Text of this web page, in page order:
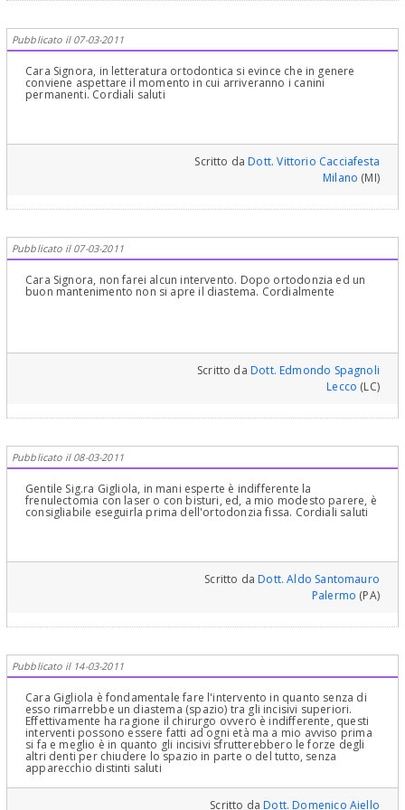
Pubblicato il 07-03-2011
Cara Signora, in letteratura ortodontica si evince che in genere
conviene aspettare il momento in cui arriveranno i canini
permanenti. Cordiali saluti
Scritto daDott. Vittorio Cacciafesta
Milano (MI)
Pubblicato il 07-03-2011
Cara Signora, non farei alcun intervento. Dopo ortodonzia ed un
buon mantenimento non si apre il diastema. Cordialmente
Scritto daDott. Edmondo Spagnoli
Lecco (LC)
Pubblicato il 08-03-2011
Gentile Sig.ra Gigliola, in mani esperte è indifferente la
frenulectomia con laser o con bisturi, ed, a mio modesto parere, è
consigliabile eseguirla prima dell'ortodonzia fissa. Cordiali saluti
Scritto daDott. Aldo Santomauro
Palermo (PA)
Pubblicato il 14-03-2011
Cara Gigliola è fondamentale fare l'intervento in quanto senza di
esso rimarrebbe un diastema (spazio) tra gli incisivi superiori.
Effettivamente ha ragione il chirurgo ovvero è indifferente, questi
interventi possono essere fatti ad ogni età ma a mio avviso prima
si fa e meglio è in quanto gli incisivi sfrutterebbero le forze degli
altri denti per chiudere lo spazio in parte o del tutto, senza
apparecchio distinti saluti
Scritto daDott. Domenico Aiello